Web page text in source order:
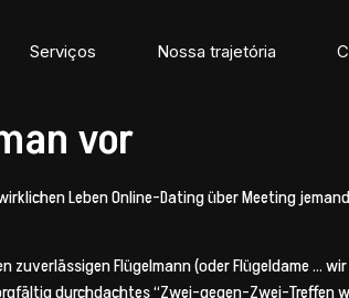
Serviços Nossa trajetória
vor
Leben Online-Dating über Meeting
Flügelmann (oder Flügeldame …
durchdachtes “Zwei-gegen-Zwei-